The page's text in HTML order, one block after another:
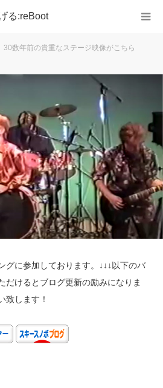
る:reBoot
30数年前の貴重なステージ映像がこちら
グに参加しております。↓↓↓以下のバ
だけるとブログ更新の励みになりま
致します！